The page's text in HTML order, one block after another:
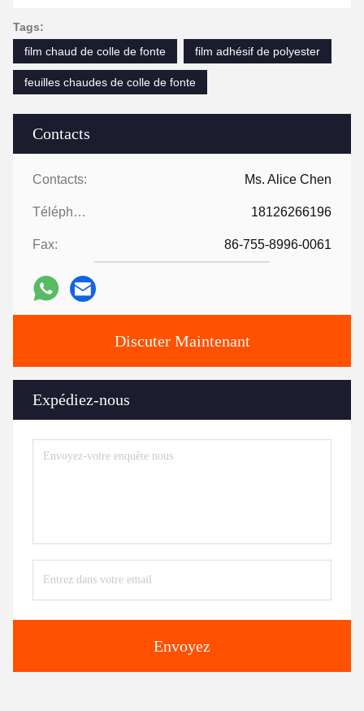
Contacts
Contacts: Ms. Alice Chen
Téléphone: 18126266196
Fax: 86-755-8996-0061
Discuter Maintenant
Expédiez-nous
Envoyez
Tags:
film chaud de colle de fonte
film adhésif de polyester
feuilles chaudes de colle de fonte